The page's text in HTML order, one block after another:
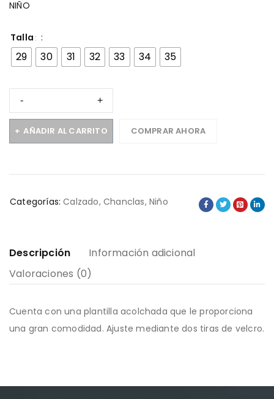
NIÑO
Talla
29 30 31 32 33 34 35
AÑADIR AL CARRITO COMPRAR AHORA
Categorías: Calzado,Chanclas,Niño
Descripción
Información adicional
Valoraciones (0)
Cuenta con una plantilla acolchada que le proporciona
una gran comodidad. Ajuste mediante dos tiras de velcro.